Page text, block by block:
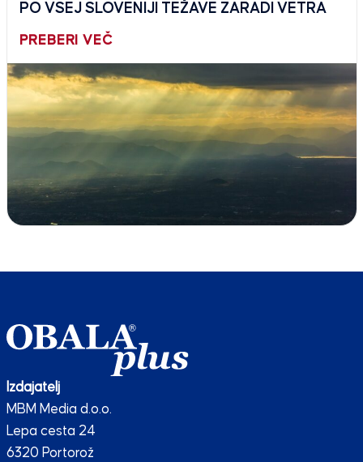
PO VSEJ SLOVENIJI TEŽAVE ZARADI VETRA
PREBERI VEČ
Izdajatelj
MBM Media d.o.o.
Lepa cesta 24
6320 Portorož